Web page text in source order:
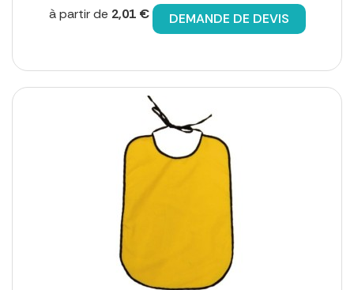
à partir de 2,01 € DEMANDE DE DEVIS